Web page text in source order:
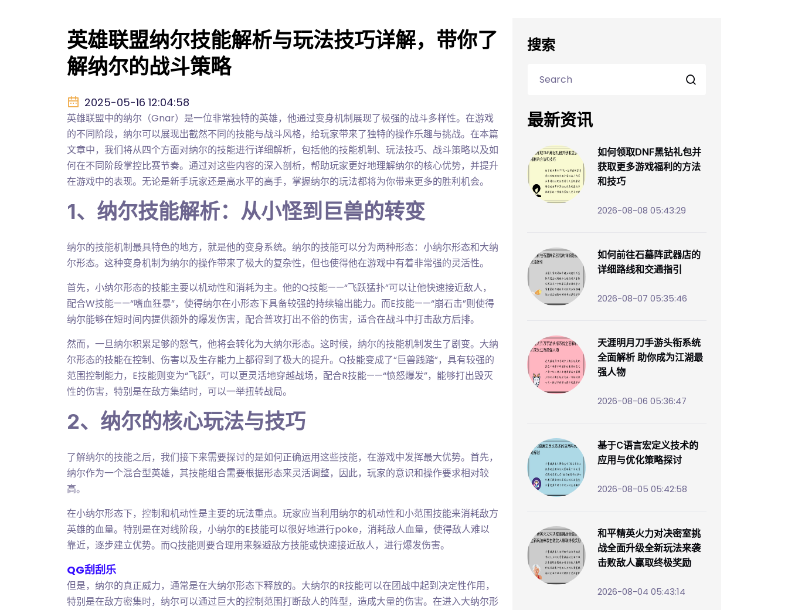
英雄联盟纳尔技能解析与玩法技巧详解，带你了
解纳尔的战斗策略
2025-05-16 12:04:58
英雄联盟中的纳尔（Gnar）是一位非常独特的英雄，他通过变身机制展现了极强的战斗多样性。在游戏
的不同阶段，纳尔可以展现出截然不同的技能与战斗风格，给玩家带来了独特的操作乐趣与挑战。在本篇
文章中，我们将从四个方面对纳尔的技能进行详细解析，包括他的技能机制、玩法技巧、战斗策略以及如
何在不同阶段掌控比赛节奏。通过对这些内容的深入剖析，帮助玩家更好地理解纳尔的核心优势，并提升
在游戏中的表现。无论是新手玩家还是高水平的高手，掌握纳尔的玩法都将为你带来更多的胜利机会。
1、纳尔技能解析：从小怪到巨兽的转变
纳尔的技能机制最具特色的地方，就是他的变身系统。纳尔的技能可以分为两种形态：小纳尔形态和大纳
尔形态。这种变身机制为纳尔的操作带来了极大的复杂性，但也使得他在游戏中有着非常强的灵活性。
首先，小纳尔形态的技能主要以机动性和消耗为主。他的Q技能——“飞跃猛扑”可以让他快速接近敌人，
配合W技能——“嗜血狂暴”，使得纳尔在小形态下具备较强的持续输出能力。而E技能——“崩石击”则使得
纳尔能够在短时间内提供额外的爆发伤害，配合普攻打出不俗的伤害，适合在战斗中打击敌方后排。
然而，一旦纳尔积累足够的怒气，他将会转化为大纳尔形态。这时候，纳尔的技能机制发生了剧变。大纳
尔形态的技能在控制、伤害以及生存能力上都得到了极大的提升。Q技能变成了“巨兽践踏”，具有较强的
范围控制能力，E技能则变为“飞跃”，可以更灵活地穿越战场，配合R技能——“愤怒爆发”，能够打出毁灭
性的伤害，特别是在敌方集结时，可以一举扭转战局。
2、纳尔的核心玩法与技巧
了解纳尔的技能之后，我们接下来需要探讨的是如何正确运用这些技能，在游戏中发挥最大优势。首先，
纳尔作为一个混合型英雄，其技能组合需要根据形态来灵活调整，因此，玩家的意识和操作要求相对较
高。
在小纳尔形态下，控制和机动性是主要的玩法重点。玩家应当利用纳尔的机动性和小范围技能来消耗敌方
英雄的血量。特别是在对线阶段，小纳尔的E技能可以很好地进行poke，消耗敌人血量，使得敌人难以
靠近，逐步建立优势。而Q技能则要合理用来躲避敌方技能或快速接近敌人，进行爆发伤害。
QG刮刮乐
但是，纳尔的真正威力，通常是在大纳尔形态下释放的。大纳尔的R技能可以在团战中起到决定性作用，
特别是在敌方密集时，纳尔可以通过巨大的控制范围打断敌人的阵型，造成大量的伤害。在进入大纳尔形
搜索
最新资讯
如何领取DNF黑钻礼包并
获取更多游戏福利的方法
和技巧
2026-08-08 05:43:29
如何前往石墓阵武器店的
详细路线和交通指引
2026-08-07 05:35:46
天涯明月刀手游头衔系统
全面解析 助你成为江湖最
强人物
2026-08-06 05:36:47
基于C语言宏定义技术的
应用与优化策略探讨
2026-08-05 05:42:58
和平精英火力对决密室挑
战全面升级全新玩法来袭
击败敌人赢取终极奖励
2026-08-04 05:43:14